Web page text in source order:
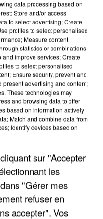
LES REFUGES
data processing based on
Store and/or access
to select advertising; Create
profiles to select personalised
Measure content
statistics or combinations
improve services; Create
to select personalised
Ensure security, prevent and
present advertising and content;
These technologies may
and browsing data to offer
based on information actively
Match and combine data from
Identify devices based on
sur "Accepter
les
"Gérer mes
refuser en
accepter". Vos